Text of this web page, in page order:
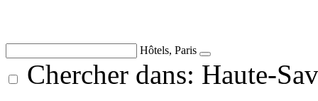
Hôtels, Paris
Chercher dans: Haute-